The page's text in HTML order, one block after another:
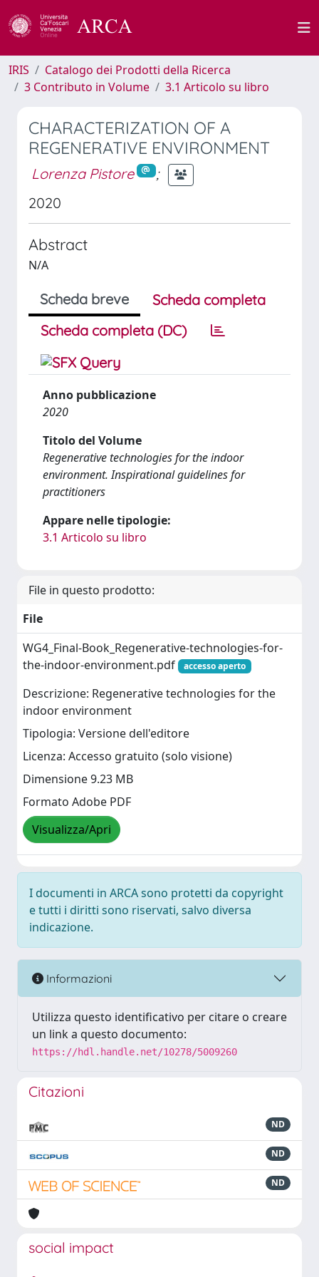
IRIS
Catalogo dei Prodotti della Ricerca
3 Contributo in Volume
3.1 Articolo su libro
CHARACTERIZATION OF A
REGENERATIVE ENVIRONMENT
Lorenza Pistore
;
2020
Abstract
N/A
Scheda breve
Scheda completa
Scheda completa (DC)
Anno pubblicazione
2020
Titolo del Volume
Regenerative technologies for the indoor
environment. Inspirational guidelines for
practitioners
Appare nelle tipologie:
3.1 Articolo su libro
File in questo prodotto:
File
WG4_Final-Book_Regenerative-technologies-for-
the-indoor-environment.pdf
accesso aperto
Descrizione: Regenerative technologies for the
indoor environment
Tipologia: Versione dell'editore
Licenza: Accesso gratuito (solo visione)
Dimensione 9.23 MB
Formato Adobe PDF
Visualizza/Apri
I documenti in ARCA sono protetti da copyright
e tutti i diritti sono riservati, salvo diversa
indicazione.
Informazioni
Utilizza questo identificativo per citare o creare
un link a questo documento:
https://hdl.handle.net/10278/5009260
Citazioni
ND
ND
ND
social impact